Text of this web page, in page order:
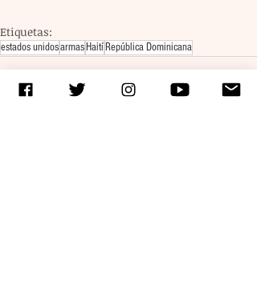
Etiquetas:
estados unidosarmasHaitíRepública Dominicana